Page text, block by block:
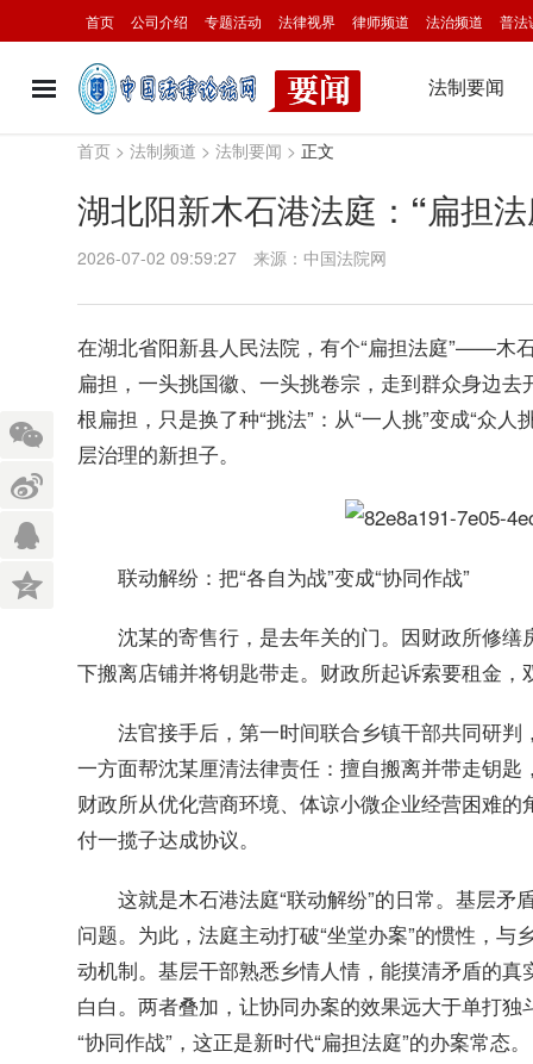
首页 公司介绍 专题活动 法律视界 律师频道 法治频道 普法
法制要闻
首页 > 法制频道 > 法制要闻 > 正文
湖北阳新木石港法庭：“扁担
2026-07-02 09:59:27 来源：中国法院网
在湖北省阳新县人民法院，有个“扁担法庭”——木
扁担，一头挑国徽、一头挑卷宗，走到群众身边
根扁担，只是换了种“挑法”：从“一人挑”变成“众
层治理的新担子。
联动解纷：把“各自为战”变成“协同作战”
沈某的寄售行，是去年关的门。因财政所修缮
下搬离店铺并将钥匙带走。财政所起诉索要租金，
法官接手后，第一时间联合乡镇干部共同研判
一方面帮沈某厘清法律责任：擅自搬离并带走钥
财政所从优化营商环境、体谅小微企业经营困难
付一揽子达成协议。
这就是木石港法庭“联动解纷”的日常。基层矛
问题。为此，法庭主动打破“坐堂办案”的惯性，
动机制。基层干部熟悉乡情人情，能摸清矛盾的
白白。两者叠加，让协同办案的效果远大于单打
“协同作战”，这正是新时代“扁担法庭”的办案常态。